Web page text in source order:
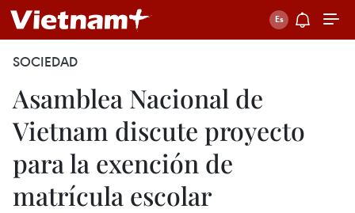
SOCIEDAD
Asamblea Nacional de
Vietnam discute proyecto
para la exención de
matrícula escolar